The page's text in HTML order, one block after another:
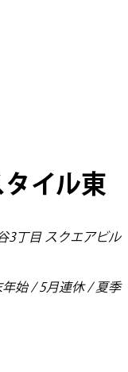
イル東
3丁目 スクエアビル
始 / 5月連休 / 夏季